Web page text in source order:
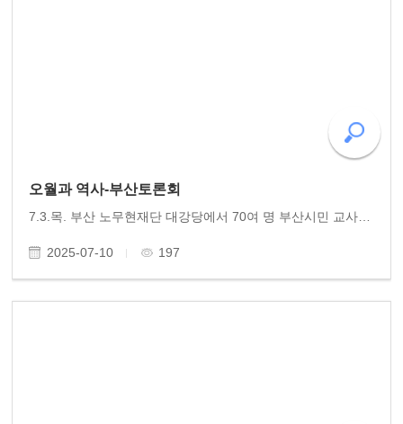
오월과 역사-부산토론회
2025-07-10 197